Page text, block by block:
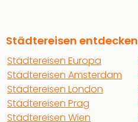
Städtereisen entdecken
Städtereisen Europa
Städtereisen Amsterdam
Städtereisen London
Städtereisen Prag
Städtereisen Wien